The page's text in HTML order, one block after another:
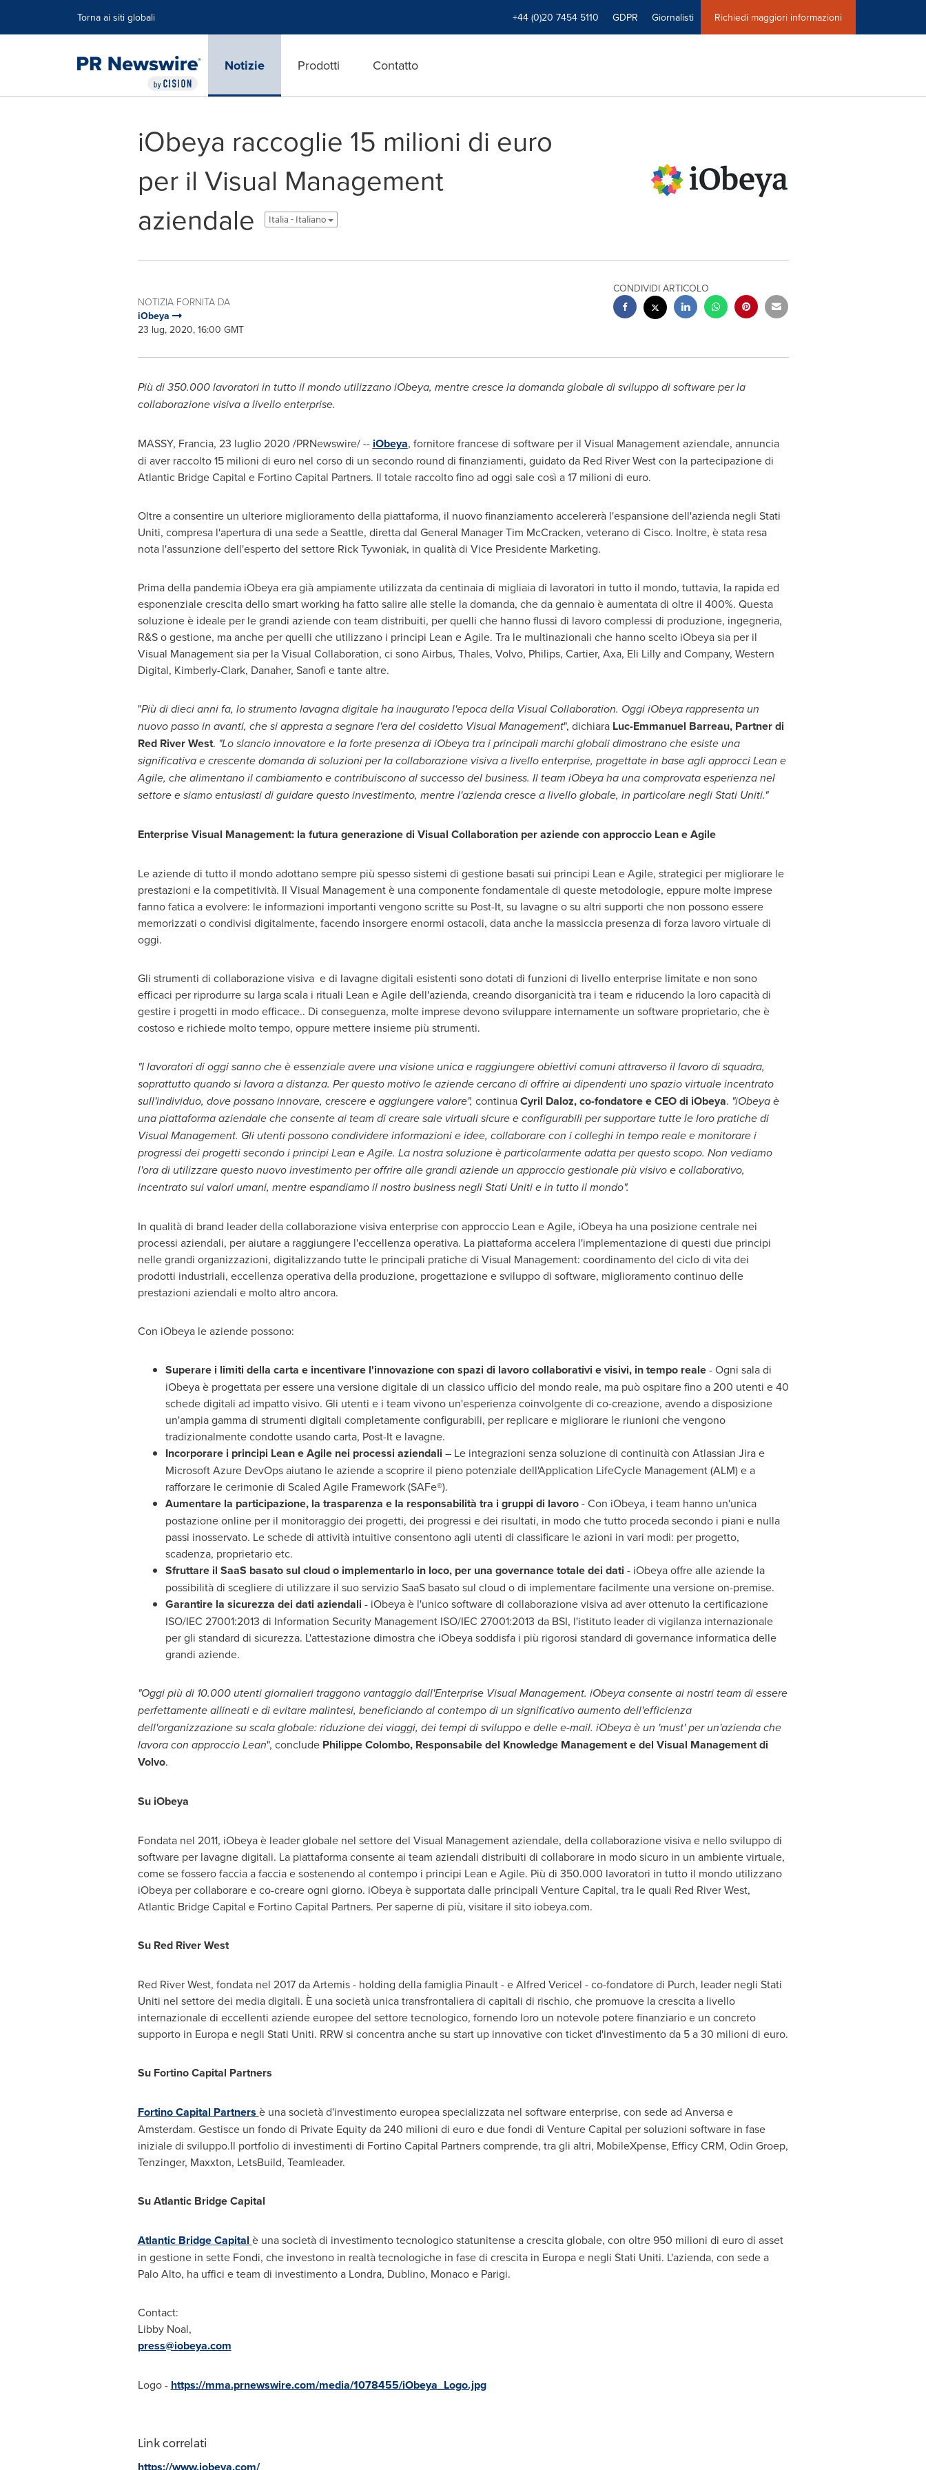
Torna ai siti globali +44 (0)20 7454 5110 GDPR Giornalisti Richiedi maggiori informazioni
Notizie Prodotti Contatto
iObeya raccoglie 15 milioni di euro
per il Visual Management
aziendale
Italia - Italiano
NOTIZIA FORNITA DA
iObeya
23 lug, 2020, 16:00 GMT
CONDIVIDI ARTICOLO
Più di 350.000 lavoratori in tutto il mondo utilizzano iObeya, mentre cresce la domanda globale di sviluppo di software per la
collaborazione visiva a livello enterprise.
MASSY, Francia, 23 luglio 2020 /PRNewswire/ -- iObeya, fornitore francese di software per il Visual Management aziendale, annuncia
di aver raccolto 15 milioni di euro nel corso di un secondo round di finanziamenti, guidato da Red River Westcon la partecipazione di
Atlantic Bridge Capital e Fortino Capital Partners. Il totale raccolto fino ad oggi sale così a 17 milioni di euro.
Oltre a consentire un ulteriore miglioramento della piattaforma, il nuovo finanziamento accelererà l'espansione dell'azienda negli Stati
Uniti, compresa l'apertura di una sede aSeattle, diretta dal General ManagerTim McCracken, veterano di Cisco. Inoltre, è stata resa
nota l'assunzione dell'esperto del settore Rick Tywoniak, in qualità di Vice Presidente Marketing.
Prima della pandemia iObeya era già ampiamente utilizzata da centinaia di migliaia di lavoratori in tutto il mondo, tuttavia, la rapida ed
esponenziale crescita dello smart working ha fatto salire alle stelle la domanda, che da gennaio è aumentata di oltre il 400%. Questa
soluzione è ideale per le grandi aziende con team distribuiti, per quelli che hanno flussi di lavoro complessi di produzione, ingegneria,
R&S o gestione, ma anche per quelli che utilizzano i principi Lean e Agile. Tra le multinazionali che hanno scelto iObeya sia per il
Visual Management sia per la Visual Collaboration, ci sono Airbus, Thales, Volvo, Philips, Cartier, Axa, Eli Lilly and Company, Western
Digital, Kimberly-Clark, Danaher, Sanofi e tante altre.
"Più di dieci anni fa, lo strumento lavagna digitale ha inaugurato l'epoca della Visual Collaboration. Oggi iObeya rappresenta un
nuovo passo in avanti, che si appresta a segnare l'era del cosidetto Visual Management", dichiara Luc-Emmanuel Barreau, Partner di
Red River West. "Lo slancio innovatore e la forte presenza di iObeya tra i principali marchi globali dimostrano che esiste una
significativa e crescente domanda di soluzioni per la collaborazione visiva a livello enterprise, progettate in base agli approcci Lean e
Agile, che alimentano il cambiamento e contribuiscono al successo del business. Il team iObeya ha una comprovata esperienza nel
settore e siamo entusiasti di guidare questo investimento, mentre l'azienda cresce a livello globale, in particolare negli Stati Uniti."
Enterprise Visual Management: la futura generazione di Visual Collaboration per aziende con approccio Lean e Agile
Le aziende di tutto il mondo adottano sempre più spesso sistemi di gestione basati sui principi Lean e Agile, strategici per migliorare le
prestazioni e la competitività. Il Visual Management è una componente fondamentale di queste metodologie, eppure molte imprese
fanno fatica a evolvere: le informazioni importanti vengono scritte su Post-It, su lavagne o su altri supporti che non possono essere
memorizzati o condivisi digitalmente, facendo insorgere enormi ostacoli, data anche la massiccia presenza di forza lavoro virtuale di
oggi.
Gli strumenti di collaborazione visiva e di lavagne digitali esistenti sono dotati di funzioni di livello enterprise limitate e non sono
efficaci per riprodurre su larga scala i rituali Lean e Agile dell'azienda, creando disorganicità tra i team e riducendo la loro capacità di
gestire i progetti in modo efficace.. Di conseguenza, molte imprese devono sviluppare internamente un software proprietario, che è
costoso e richiede molto tempo, oppure mettere insieme più strumenti.
"I lavoratori di oggi sanno che è essenziale avere una visione unica e raggiungere obiettivi comuni attraverso il lavoro di squadra,
soprattutto quando si lavora a distanza. Per questo motivo le aziende cercano di offrire ai dipendenti uno spazio virtuale incentrato
sull'individuo, dove possano innovare, crescere e aggiungere valore", continuaCyril Daloz, co-fondatore e CEO di iObeya. "iObeya è
una piattaforma aziendale che consente ai team di creare sale virtuali sicure e configurabili per supportare tutte le loro pratiche di
Visual Management. Gli utenti possono condividere informazioni e idee, collaborare con i colleghi in tempo reale e monitorare i
progressi dei progetti secondo i principi Lean e Agile. La nostra soluzione è particolarmente adatta per questo scopo. Non vediamo
l'ora di utilizzare questo nuovo investimento per offrire alle grandi aziende un approccio gestionale più visivo e collaborativo,
incentrato sui valori umani, mentre espandiamo il nostro business negli Stati Uniti e in tutto il mondo".
In qualità di brand leader della collaborazione visiva enterprise con approccio Lean e Agile, iObeya ha una posizione centrale nei
processi aziendali, per aiutare a raggiungere l'eccellenza operativa. La piattaforma accelera l'implementazione di questi due principi
nelle grandi organizzazioni, digitalizzando tutte le principali pratiche di Visual Management: coordinamento del ciclo di vita dei
prodotti industriali, eccellenza operativa della produzione, progettazione e sviluppo di software, miglioramento continuo delle
prestazioni aziendali e molto altro ancora.
Con iObeya le aziende possono:
Superare i limiti della carta e incentivare l'innovazione con spazi di lavoro collaborativi e visivi, in tempo reale- Ogni sala di
iObeya è progettata per essere una versione digitale di un classico ufficio del mondo reale, ma può ospitare fino a 200 utenti e 40
schede digitali ad impatto visivo. Gli utenti e i team vivono un'esperienza coinvolgente di co-creazione, avendo a disposizione
un'ampia gamma di strumenti digitali completamente configurabili, per replicare e migliorare le riunioni che vengono
tradizionalmente condotte usando carta, Post-It e lavagne.
Incorporare i principi Lean e Agile nei processi aziendali – Le integrazioni senza soluzione di continuità con Atlassian Jira e
Microsoft Azure DevOps aiutano le aziende a scoprire il pieno potenziale dell'Application LifeCycle Management (ALM) e a
rafforzare le cerimonie di Scaled Agile Framework (SAFe®).
Aumentare la participazione, la trasparenza e la responsabilità tra i gruppi di lavoro- Con iObeya, i team hanno un'unica
postazione online per il monitoraggio dei progetti, dei progressi e dei risultati, in modo che tutto proceda secondo i piani e nulla
passi inosservato. Le schede di attività intuitive consentono agli utenti di classificare le azioni in vari modi: per progetto,
scadenza, proprietario etc.
Sfruttare il SaaS basato sul cloud o implementarlo in loco, per una governance totale dei dati - iObeya offre alle aziende la
possibilità di scegliere di utilizzare il suo servizio SaaS basato sul cloud o di implementare facilmente una versione on-premise.
Garantire la sicurezza dei dati aziendali - iObeya è l'unico software di collaborazione visiva ad aver ottenuto la certificazione
ISO/IEC 27001:2013 di Information Security Management ISO/IEC 27001:2013 da BSI, l'istituto leader di vigilanza internazionale
per gli standard di sicurezza. L'attestazione dimostra che iObeya soddisfa i più rigorosi standard di governance informatica delle
grandi aziende.
"Oggi più di 10.000 utenti giornalieri traggono vantaggio dall'Enterprise Visual Management. iObeya consente ai nostri team di essere
perfettamente allineati e di evitare malintesi, beneficiando al contempo di un significativo aumento dell'efficienza
dell'organizzazione su scala globale: riduzione dei viaggi, dei tempi di sviluppo e delle e-mail. iObeya è un 'must' per un'azienda che
lavora con approccio Lean", conclude Philippe Colombo, Responsabile del Knowledge Management e del Visual Management di
Volvo.
Su iObeya
Fondata nel 2011, iObeya è leader globale nel settore del Visual Management aziendale, della collaborazione visiva e nello sviluppo di
software per lavagne digitali. La piattaforma consente ai team aziendali distribuiti di collaborare in modo sicuro in un ambiente virtuale,
come se fossero faccia a faccia e sostenendo al contempo i principi Lean e Agile. Più di 350.000 lavoratori in tutto il mondo utilizzano
iObeya per collaborare e co-creare ogni giorno. iObeya è supportata dalle principali Venture Capital, tra le quali Red River West,
Atlantic Bridge Capital e Fortino Capital Partners. Per saperne di più, visitare il sito iobeya.com.
Su Red River West
Red River West, fondata nel 2017 da Artemis - holding della famiglia Pinault - e Alfred Vericel - co-fondatore di Purch, leader negli Stati
Uniti nel settore dei media digitali. È una società unica transfrontaliera di capitali di rischio, che promuove la crescita a livello
internazionale di eccellenti aziende europee del settore tecnologico, fornendo loro un notevole potere finanziario e un concreto
supporto in Europa e negli Stati Uniti. RRW si concentra anche su start up innovative con ticket d'investimento da 5 a 30 milioni di euro.
Su Fortino Capital Partners
Fortino Capital Partners è una società d'investimento europea specializzata nel software enterprise, con sede ad Anversa e
Amsterdam. Gestisce un fondo di Private Equity da 240 milioni di euro e due fondi di Venture Capital per soluzioni software in fase
iniziale di sviluppo.Il portfolio di investimenti di Fortino Capital Partners comprende, tra gli altri, MobileXpense, Efficy CRM, Odin Groep,
Tenzinger, Maxxton, LetsBuild, Teamleader.
Su Atlantic Bridge Capital
Atlantic Bridge Capital è una società di investimento tecnologico statunitense a crescita globale, con oltre 950 milioni di euro di asset
in gestione in sette Fondi, che investono in realtà tecnologiche in fase di crescita in Europa e negli Stati Uniti. L'azienda, con sede a
Palo Alto, ha uffici e team di investimento a Londra, Dublino, Monacoe Parigi.
Contact:
Libby Noal,
press@iobeya.com
Logo - https://mma.prnewswire.com/media/1078455/iObeya_Logo.jpg
Link correlati